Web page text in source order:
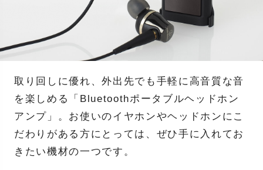
取り回しに優れ、外出先でも手軽に高音質な音
を楽しめる「Bluetoothポータブルヘッドホン
アンプ」。お使いのイヤホンやヘッドホンにこ
だわりがある方にとっては、ぜひ手に入れてお
きたい機材の一つです。